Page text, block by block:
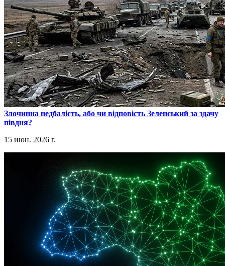
​Злочинна недбалість, або чи відповість Зеленський за здачу
півдня?
15 июн. 2026 г.